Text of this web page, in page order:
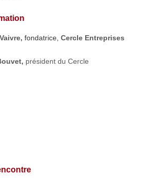
fondatrice, Cercle Entreprises
président du Cercle